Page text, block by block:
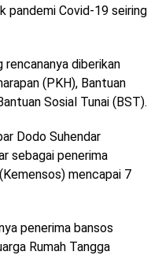
pandemi Covid-19 seiring
rencananya diberikan
(PKH), Bantuan
Sosial Tunai (BST).
Dodo Suhendar
sebagai penerima
mencapai 7
penerima bansos
Rumah Tangga